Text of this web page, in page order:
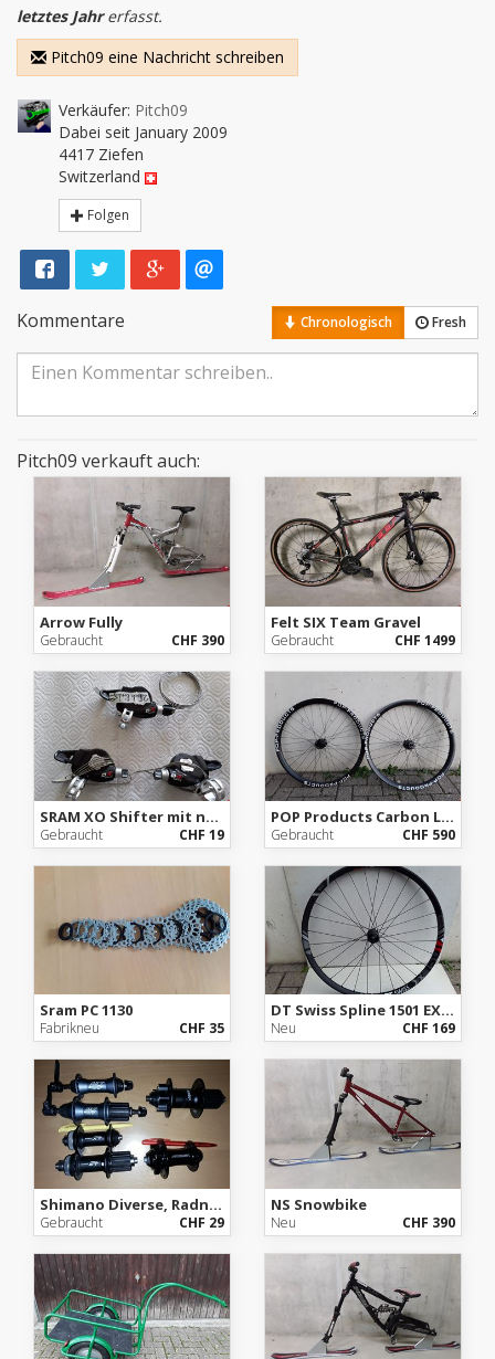
letztes Jahrerfasst.
Pitch09 eine Nachricht schreiben
Verkäufer: Pitch09
Dabei seit January 2009
4417 Ziefen
Switzerland
Folgen
Kommentare Chronologisch Fresh
Pitch09 verkauft auch:
Arrow Fully
Gebraucht CHF 390
Felt SIX Team Gravel
Gebraucht CHF 1499
SRAM XO Shifter mit neuem Kabel, guter Zustand.
Gebraucht CHF 19
POP Products Carbon Laufradsatz 27.5, 1.55Kg
Gebraucht CHF 590
Sram PC 1130
Fabrikneu CHF 35
DT Swiss Spline 1501 EX, 27.5, 110x20
Neu CHF 169
Shimano Diverse, Radnaben
Gebraucht CHF 29
NS Snowbike
Neu CHF 390